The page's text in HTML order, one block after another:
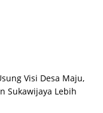
Visi Desa Maju,
Sukawijaya Lebih